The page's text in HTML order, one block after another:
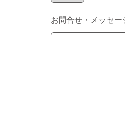
お問合せ・メッセー